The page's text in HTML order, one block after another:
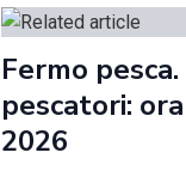
Fermo
pescatori:
2026